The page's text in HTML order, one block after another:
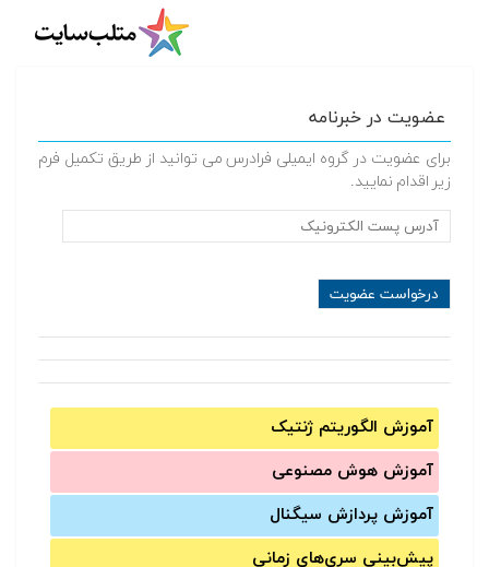
عضویت در خبرنامه
برای عضویت در گروه ایمیلی فرادرس می توانید از طریق تکمیل فرم
زیر اقدام نمایید.
آموزش الگوریتم ژنتیک
آموزش‌ هوش مصنوعی
آموزش‌ پردازش سیگنال
پیش‌‌بینی سری‌‌های زمانی